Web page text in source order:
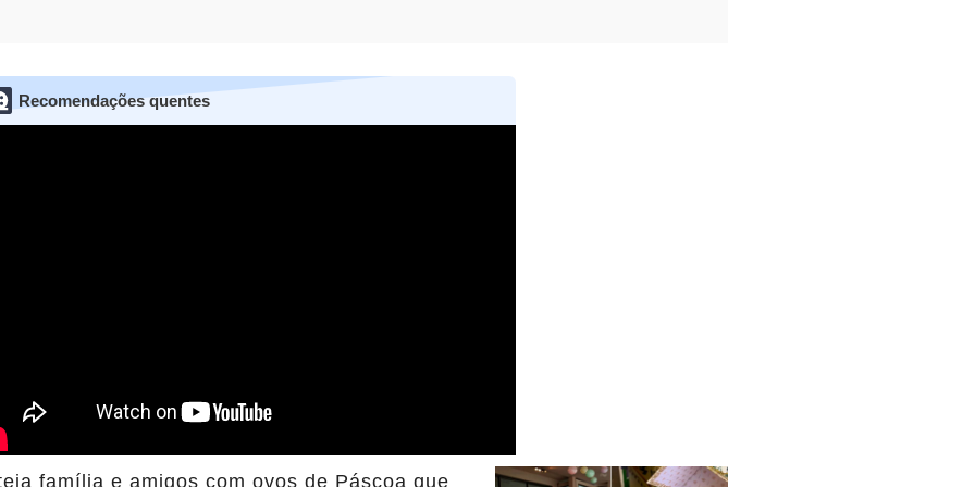
Recomendações quentes
família e amigos com ovos de Páscoa que